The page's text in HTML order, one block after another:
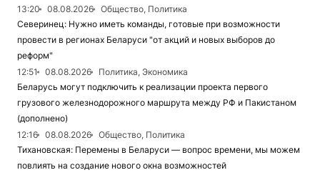
13:20
08.08.2026
Общество, Политика
Северинец: Нужно иметь команды, готовые при возможности
провести в регионах Беларуси "от акций и новых выборов до
реформ"
12:51
08.08.2026
Политика, Экономика
Беларусь могут подключить к реализации проекта первого
грузового железнодорожного маршрута между РФ и Пакистаном
(дополнено)
12:16
08.08.2026
Общество, Политика
Тихановская: Перемены в Беларуси — вопрос времени, мы можем
повлиять на создание нового окна возможностей